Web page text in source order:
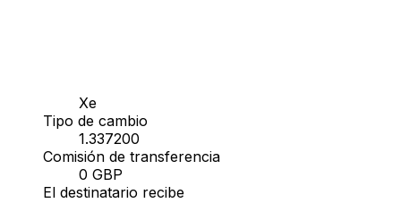
Xe
Tipo de cambio
1.337200
Comisión de transferencia
0 GBP
El destinatario recibe